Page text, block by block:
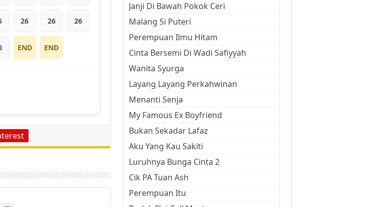
26 26 26
END END
Janji Di Bawah Pokok Ceri
Malang Si Puteri
Perempuan Ilmu Hitam
Cinta Bersemi Di Wadi Safiyyah
Wanita Syurga
Layang Layang Perkahwinan
Menanti Senja
My Famous Ex Boyfriend
Bukan Sekadar Lafaz
Aku Yang Kau Sakiti
Luruhnya Bunga Cinta 2
Cik PA Tuan Ash
Perempuan Itu